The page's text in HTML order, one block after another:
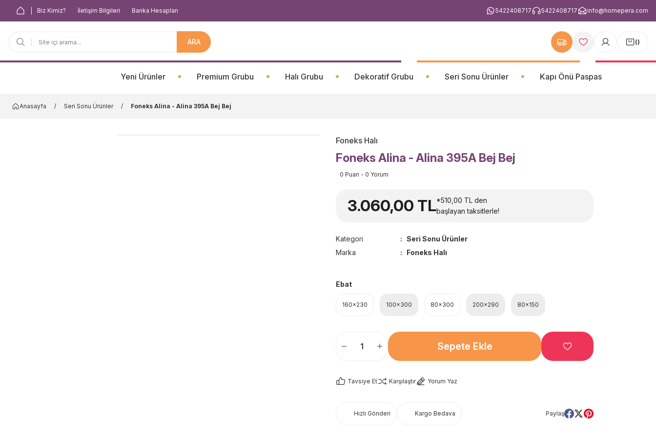
Biz Kimiz? İletişim Bilgileri Banka Hesapları 5422408717 5422408717 info@homepera.com
ARA ()
Yeni Ürünler Premium Grubu Halı Grubu Dekoratif Grubu Seri Sonu Ürünler Kapı Önü Paspas
Anasayfa Seri Sonu Ürünler Foneks Alina - Alina 395A Bej Bej
Foneks Halı
Foneks Alina - Alina 395A Bej Bej
0 Puan - 0 Yorum
3.060,00 TL*510,00 TL den
başlayan taksitlerle!
Kategori
Seri Sonu Ürünler
Marka
Foneks Halı
Ebat
160x230 100x300 80x300 200x290 80x150
Sepete Ekle
Tavsiye Et Karşılaştır Yorum Yaz
Hızlı Gönderi Kargo Bedava Paylaş